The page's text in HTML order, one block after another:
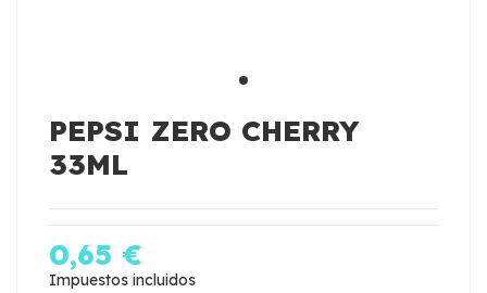
PEPSI ZERO CHERRY
33ML
0,65 €
Impuestos incluidos